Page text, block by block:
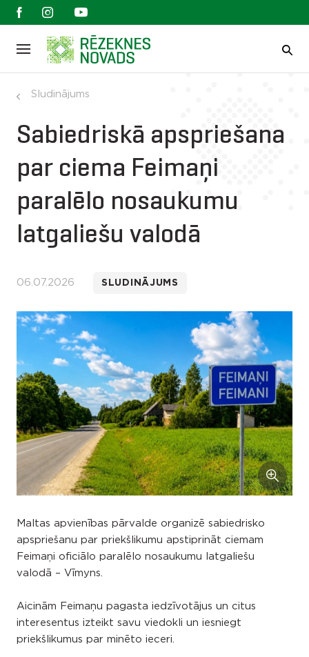
Sludinājums
Sabiedriskā apspriešana
par ciema Feimaņi
paralēlo nosaukumu
latgaliešu valodā
06.07.2026 SLUDINĀJUMS
Maltas apvienības pārvalde organizē sabiedrisko
apspriešanu par priekšlikumu apstiprināt ciemam
Feimaņi oficiālo paralēlo nosaukumu latgaliešu
valodā – Vīmyns.
Aicinām Feimaņu pagasta iedzīvotājus un citus
interesentus izteikt savu viedokli un iesniegt
priekšlikumus par minēto ieceri.